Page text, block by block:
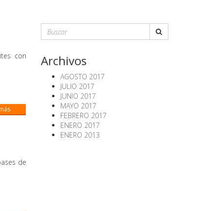
con
de
Archivos
AGOSTO 2017
JULIO 2017
JUNIO 2017
MAYO 2017
FEBRERO 2017
ENERO 2017
ENERO 2013